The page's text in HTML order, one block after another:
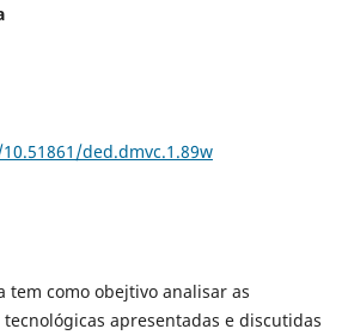
ded.dmvc.1.89w
tem como obejtivo analisar as
apresentadas e discutidas